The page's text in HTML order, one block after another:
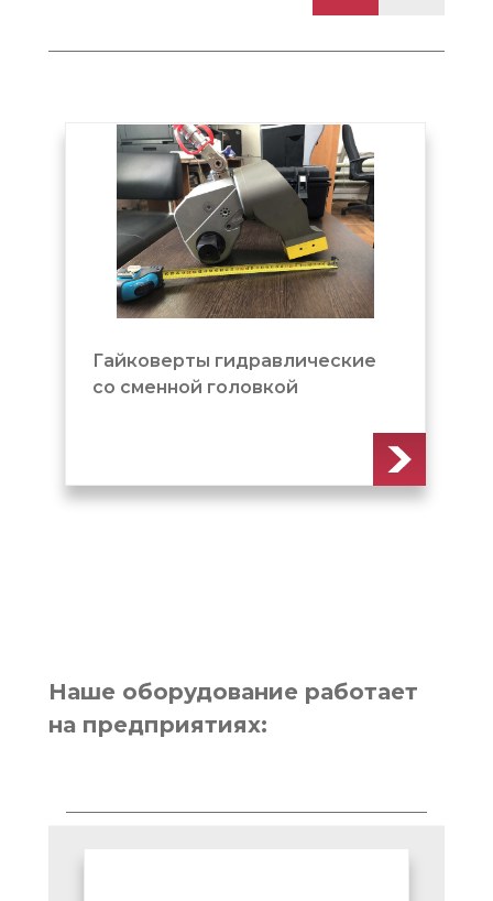
Гайковерты гидравлические
со сменной головкой
Наше оборудование работает
на предприятиях: